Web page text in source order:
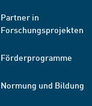
Partner in
Forschungsprojekten
Förderprogramme
Normung und Bildung